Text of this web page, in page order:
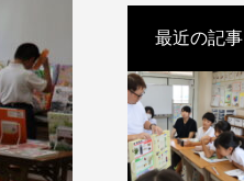
最近の記事